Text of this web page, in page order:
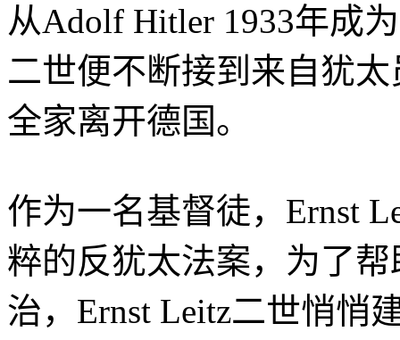
从Adolf Hitler 1933年成
二世便不断接到来自犹
全家离开德国。
作为一名基督徒，Ernst
粹的反犹太法案，为了
治，Ernst Leitz二世悄悄